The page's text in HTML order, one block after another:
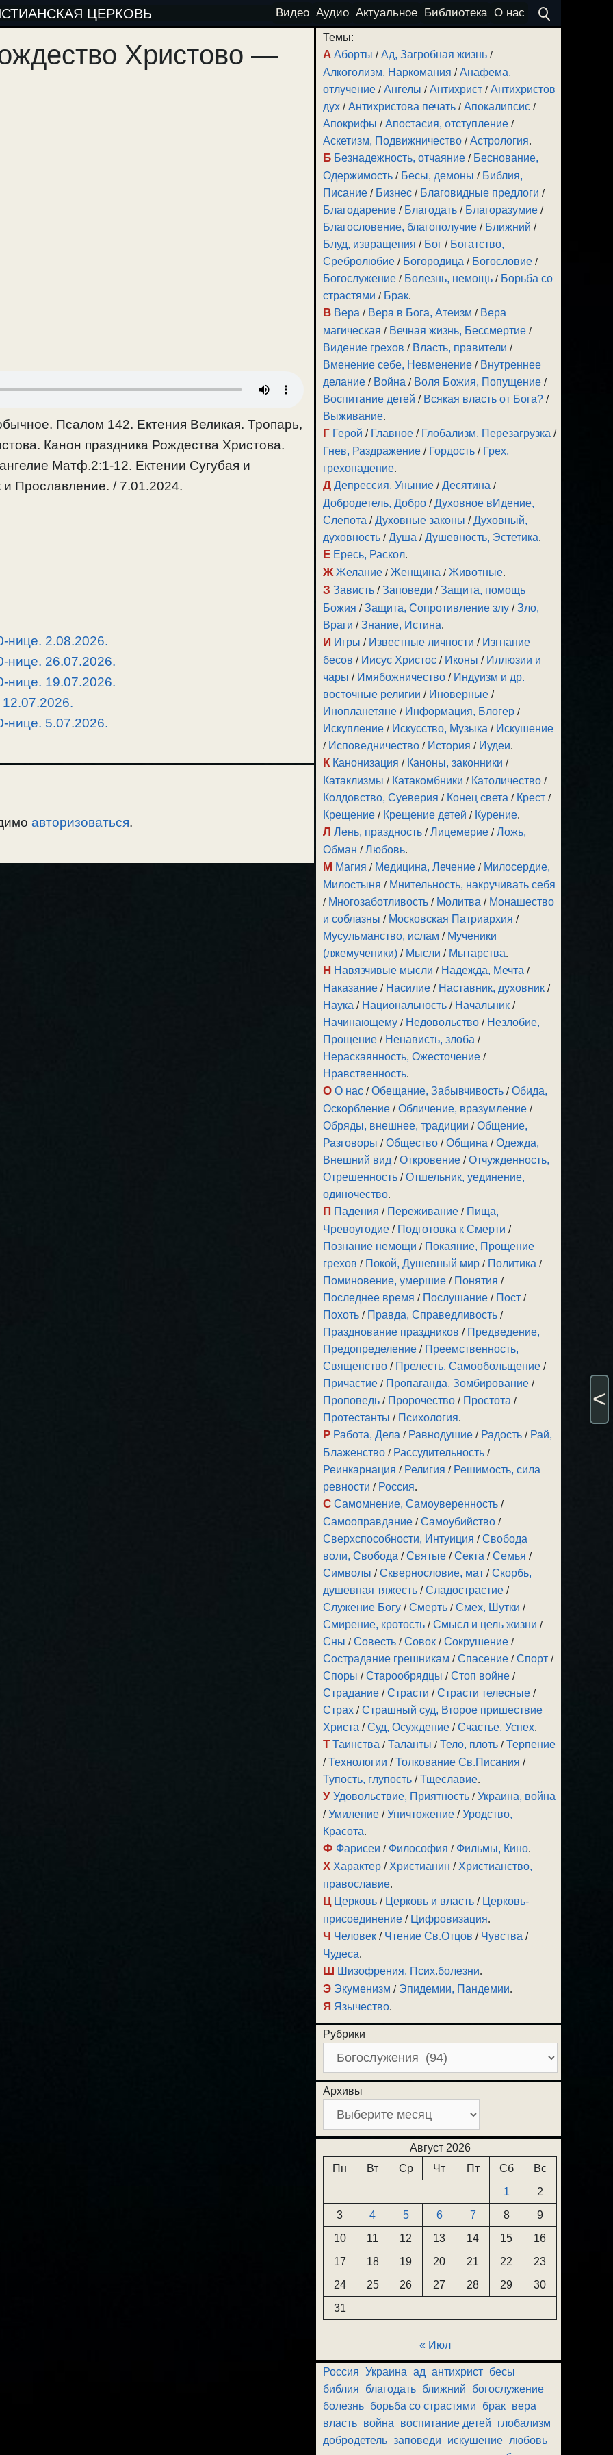
ЦЕРКОВЬ Видео Аудио Актуальное Библиотека О нас
Христово —
Псалом 142. Ектения Великая. Тропарь,
Канон праздника Рождества Христова.
Матф.2:1-12. Ектении Сугубая и
и Прославление. / 7.01.2024.
нице. 2.08.2026.
нице. 26.07.2026.
нице. 19.07.2026.
нице. 5.07.2026.
авторизоваться.
Темы:
А Аборты /Ад, Загробная жизнь /
Алкоголизм, Наркомания /Анафема,
отлучение /Ангелы /Антихрист /Антихристов
дух /Антихристова печать /Апокалипсис /
Апокрифы /Апостасия, отступление /
Аскетизм, Подвижничество /Астрология.
Б Безнадежность, отчаяние / Беснование,
Одержимость / Бесы, демоны / Библия,
Писание / Бизнес / Благовидные предлоги /
Благодарение / Благодать / Благоразумие /
Благословение, благополучие / Ближний /
Блуд, извращения / Бог / Богатство,
Сребролюбие / Богородица / Богословие /
Богослужение / Болезнь, немощь / Борьба со
страстями / Брак.
В Вера / Вера в Бога, Атеизм / Вера
магическая / Вечная жизнь, Бессмертие /
Видение грехов / Власть, правители /
Вменение себе, Невменение / Внутреннее
делание / Война / Воля Божия, Попущение /
Воспитание детей / Всякая власть от Бога? /
Выживание.
Г Герой / Главное / Глобализм, Перезагрузка /
Гнев, Раздражение / Гордость / Грех,
грехопадение.
Д Депрессия, Уныние /Десятина /
Добродетель, Добро /Духовное вИдение,
Слепота /Духовные законы /Духовный,
духовность /Душа /Душевность, Эстетика.
Е Ересь, Раскол.
Ж Желание /Женщина /Животные.
З Зависть /Заповеди /Защита, помощь
Божия /Защита, Сопротивление злу /Зло,
Враги /Знание, Истина.
И Игры / Известные личности / Изгнание
бесов / Иисус Христос / Иконы / Иллюзии и
чары / Имябожничество / Индуизм и др.
восточные религии / Иноверные /
Инопланетяне / Информация, Блогер /
Искупление / Искусство, Музыка / Искушение
/ Исповедничество / История / Иудеи.
К Канонизация / Каноны, законники /
Катаклизмы / Катакомбники / Католичество /
Колдовство, Суеверия / Конец света / Крест /
Крещение / Крещение детей / Курение.
Л Лень, праздность /Лицемерие /Ложь,
Обман /Любовь.
М Магия / Медицина, Лечение / Милосердие,
Милостыня / Мнительность, накручивать себя
/ Многозаботливость / Молитва / Монашество
и соблазны / Московская Патриархия /
Мусульманство, ислам / Мученики
(лжемученики) / Мысли / Мытарства.
Н Навязчивые мысли / Надежда, Мечта /
Наказание / Насилие / Наставник, духовник /
Наука / Национальность / Начальник /
Начинающему / Недовольство / Незлобие,
Прощение / Ненависть, злоба /
Нераскаянность, Ожесточение /
Нравственность.
О О нас /Обещание, Забывчивость /Обида,
Оскорбление /Обличение, вразумление /
Обряды, внешнее, традиции /Общение,
Разговоры /Общество /Община /Одежда,
Внешний вид /Откровение /Отчужденность,
Отрешенность /Отшельник, уединение,
одиночество.
П Падения / Переживание / Пища,
Чревоугодие / Подготовка к Смерти /
Познание немощи / Покаяние, Прощение
грехов / Покой, Душевный мир / Политика /
Поминовение, умершие / Понятия /
Последнее время / Послушание / Пост /
Похоть / Правда, Справедливость /
Празднование праздников / Предведение,
Предопределение / Преемственность,
Священство / Прелесть, Самообольщение /
Причастие / Пропаганда, Зомбирование /
Проповедь / Пророчество / Простота /
Протестанты / Психология.
Р Работа, Дела / Равнодушие / Радость / Рай,
Блаженство / Рассудительность /
Реинкарнация / Религия / Решимость, сила
ревности / Россия.
С Самомнение, Самоуверенность /
Самооправдание /Самоубийство /
Сверхспособности, Интуиция /Свобода
воли, Свобода /Святые /Секта /Семья /
Символы /Сквернословие, мат /Скорбь,
душевная тяжесть /Сладострастие /
Служение Богу /Смерть /Смех, Шутки /
Смирение, кротость /Смысл и цель жизни /
Сны /Совесть /Совок /Сокрушение /
Сострадание грешникам /Спасение /Спорт /
Споры /Старообрядцы /Стоп войне /
Страдание /Страсти /Страсти телесные /
Страх /Страшный суд, Второе пришествие
Христа /Суд, Осуждение /Счастье, Успех.
Т Таинства /Таланты /Тело, плоть /Терпение
/Технологии /Толкование Св.Писания /
Тупость, глупость /Тщеславие.
У Удовольствие, Приятность /Украина, война
/Умиление /Уничтожение /Уродство,
Красота.
Ф Фарисеи / Философия / Фильмы, Кино.
Х Характер / Христианин / Христианство,
православие.
Ц Церковь / Церковь и власть / Церковь-
присоединение / Цифровизация.
Ч Человек / Чтение Св.Отцов / Чувства /
Чудеса.
Ш Шизофрения, Псих.болезни.
Э Экуменизм / Эпидемии, Пандемии.
Я Язычество.
Рубрики
Архивы
Август 2026
Пн
Вт Ср Чт Пт Сб
Вс
1
2
3
4 5 6 7 8
9
10
11 12 13 14 15
16
17
18 19 20 21 22
23
24
25 26 27 28 29
30
31
« Июл
Россия Украина ад антихрист бесы
библия
благодать ближний
богослужение
болезнь борьба со страстями брак вера
власть война воспитание детей
глобализм
добродетель заповеди искушение любовь
<